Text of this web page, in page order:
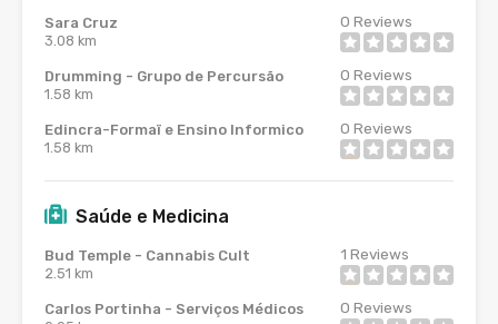
Sara Cruz
3.08 km
0 Reviews
Drumming - Grupo de Percursão
1.58 km
0 Reviews
Edincra-Formaï e Ensino Informico
1.58 km
0 Reviews
Saúde e Medicina
Bud Temple - Cannabis Cult
2.51 km
1 Reviews
Carlos Portinha - Serviços Médicos
0 Reviews